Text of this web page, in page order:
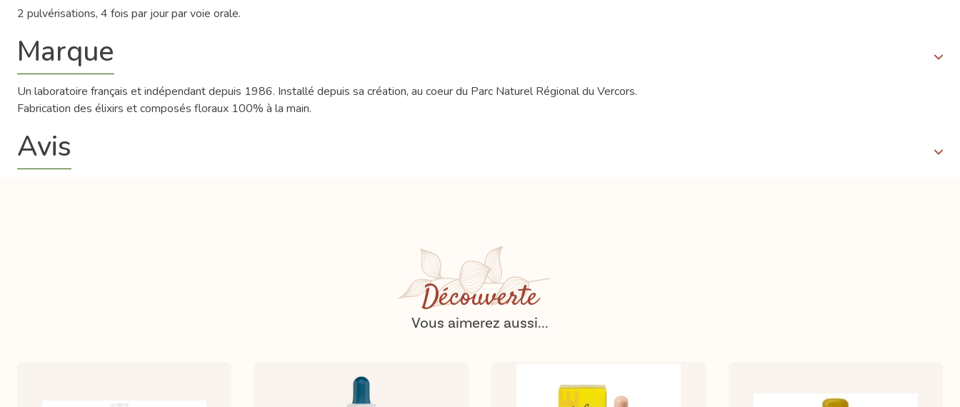
2 pulvérisations, 4 fois par jour par voie orale.
Marque
Un laboratoire français et indépendant depuis 1986. Installé depuis sa création, au coeur du Parc Naturel Régional du Vercors.
Fabrication des élixirs et composés floraux 100% à la main.
Avis
Découverte
Vous aimerez aussi...